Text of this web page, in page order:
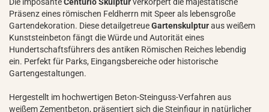
Präsenz eines römischen Feldherrn mit Speer als lebensgroße
Gartendekoration. Diese detailgetreueGartenskulpturaus weißem
Kunststeinbeton fängt die Würde und Autorität eines
Hundertschaftsführers des antiken Römischen Reiches lebendig
ein. Perfekt für Parks, Eingangsbereiche oder historische
Gartengestaltungen.
Hergestellt im hochwertigen Beton-Steinguss-Verfahren aus
weißem Zementbeton, präsentiert sich die Steinfigur in natürlicher